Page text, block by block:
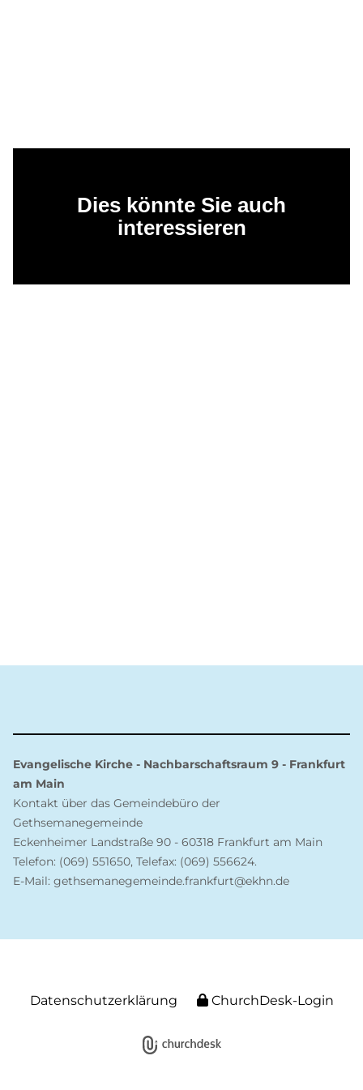
Dies könnte Sie auch
interessieren
Evangelische Kirche - Nachbarschaftsraum 9 - Frankfurt
am Main
Kontakt über das Gemeindebüro der
Gethsemanegemeinde
Eckenheimer Landstraße 90 - 60318 Frankfurt am Main
Telefon: (069) 551650, Telefax: (069) 556624.
E-Mail: gethsemanegemeinde.frankfurt@ekhn.de
Datenschutzerklärung ChurchDesk-Login